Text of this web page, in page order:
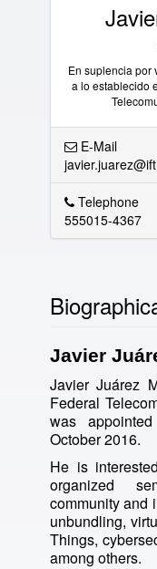
En suplencia por
a lo establecido
E-Mail
Telephone
555015-4367
Javier
Javier Juárez
Federal
was
October 2016.
He is
organized
community and
unbundling,
Things,
among others.